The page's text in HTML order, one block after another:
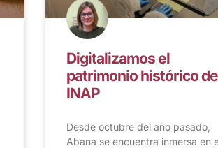
Digitalizamos el
patrimonio histórico
INAP
Desde octubre del año pasado,
Abana se encuentra inmersa en